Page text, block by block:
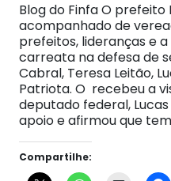
Blog do Finfa O prefeito
acompanhado de
prefeitos, lideranças e
carreata na defesa de
Cabral, Teresa Leitão,
Patriota. O recebeu a
deputado federal,
apoio e afirmou que
Compartilhe: